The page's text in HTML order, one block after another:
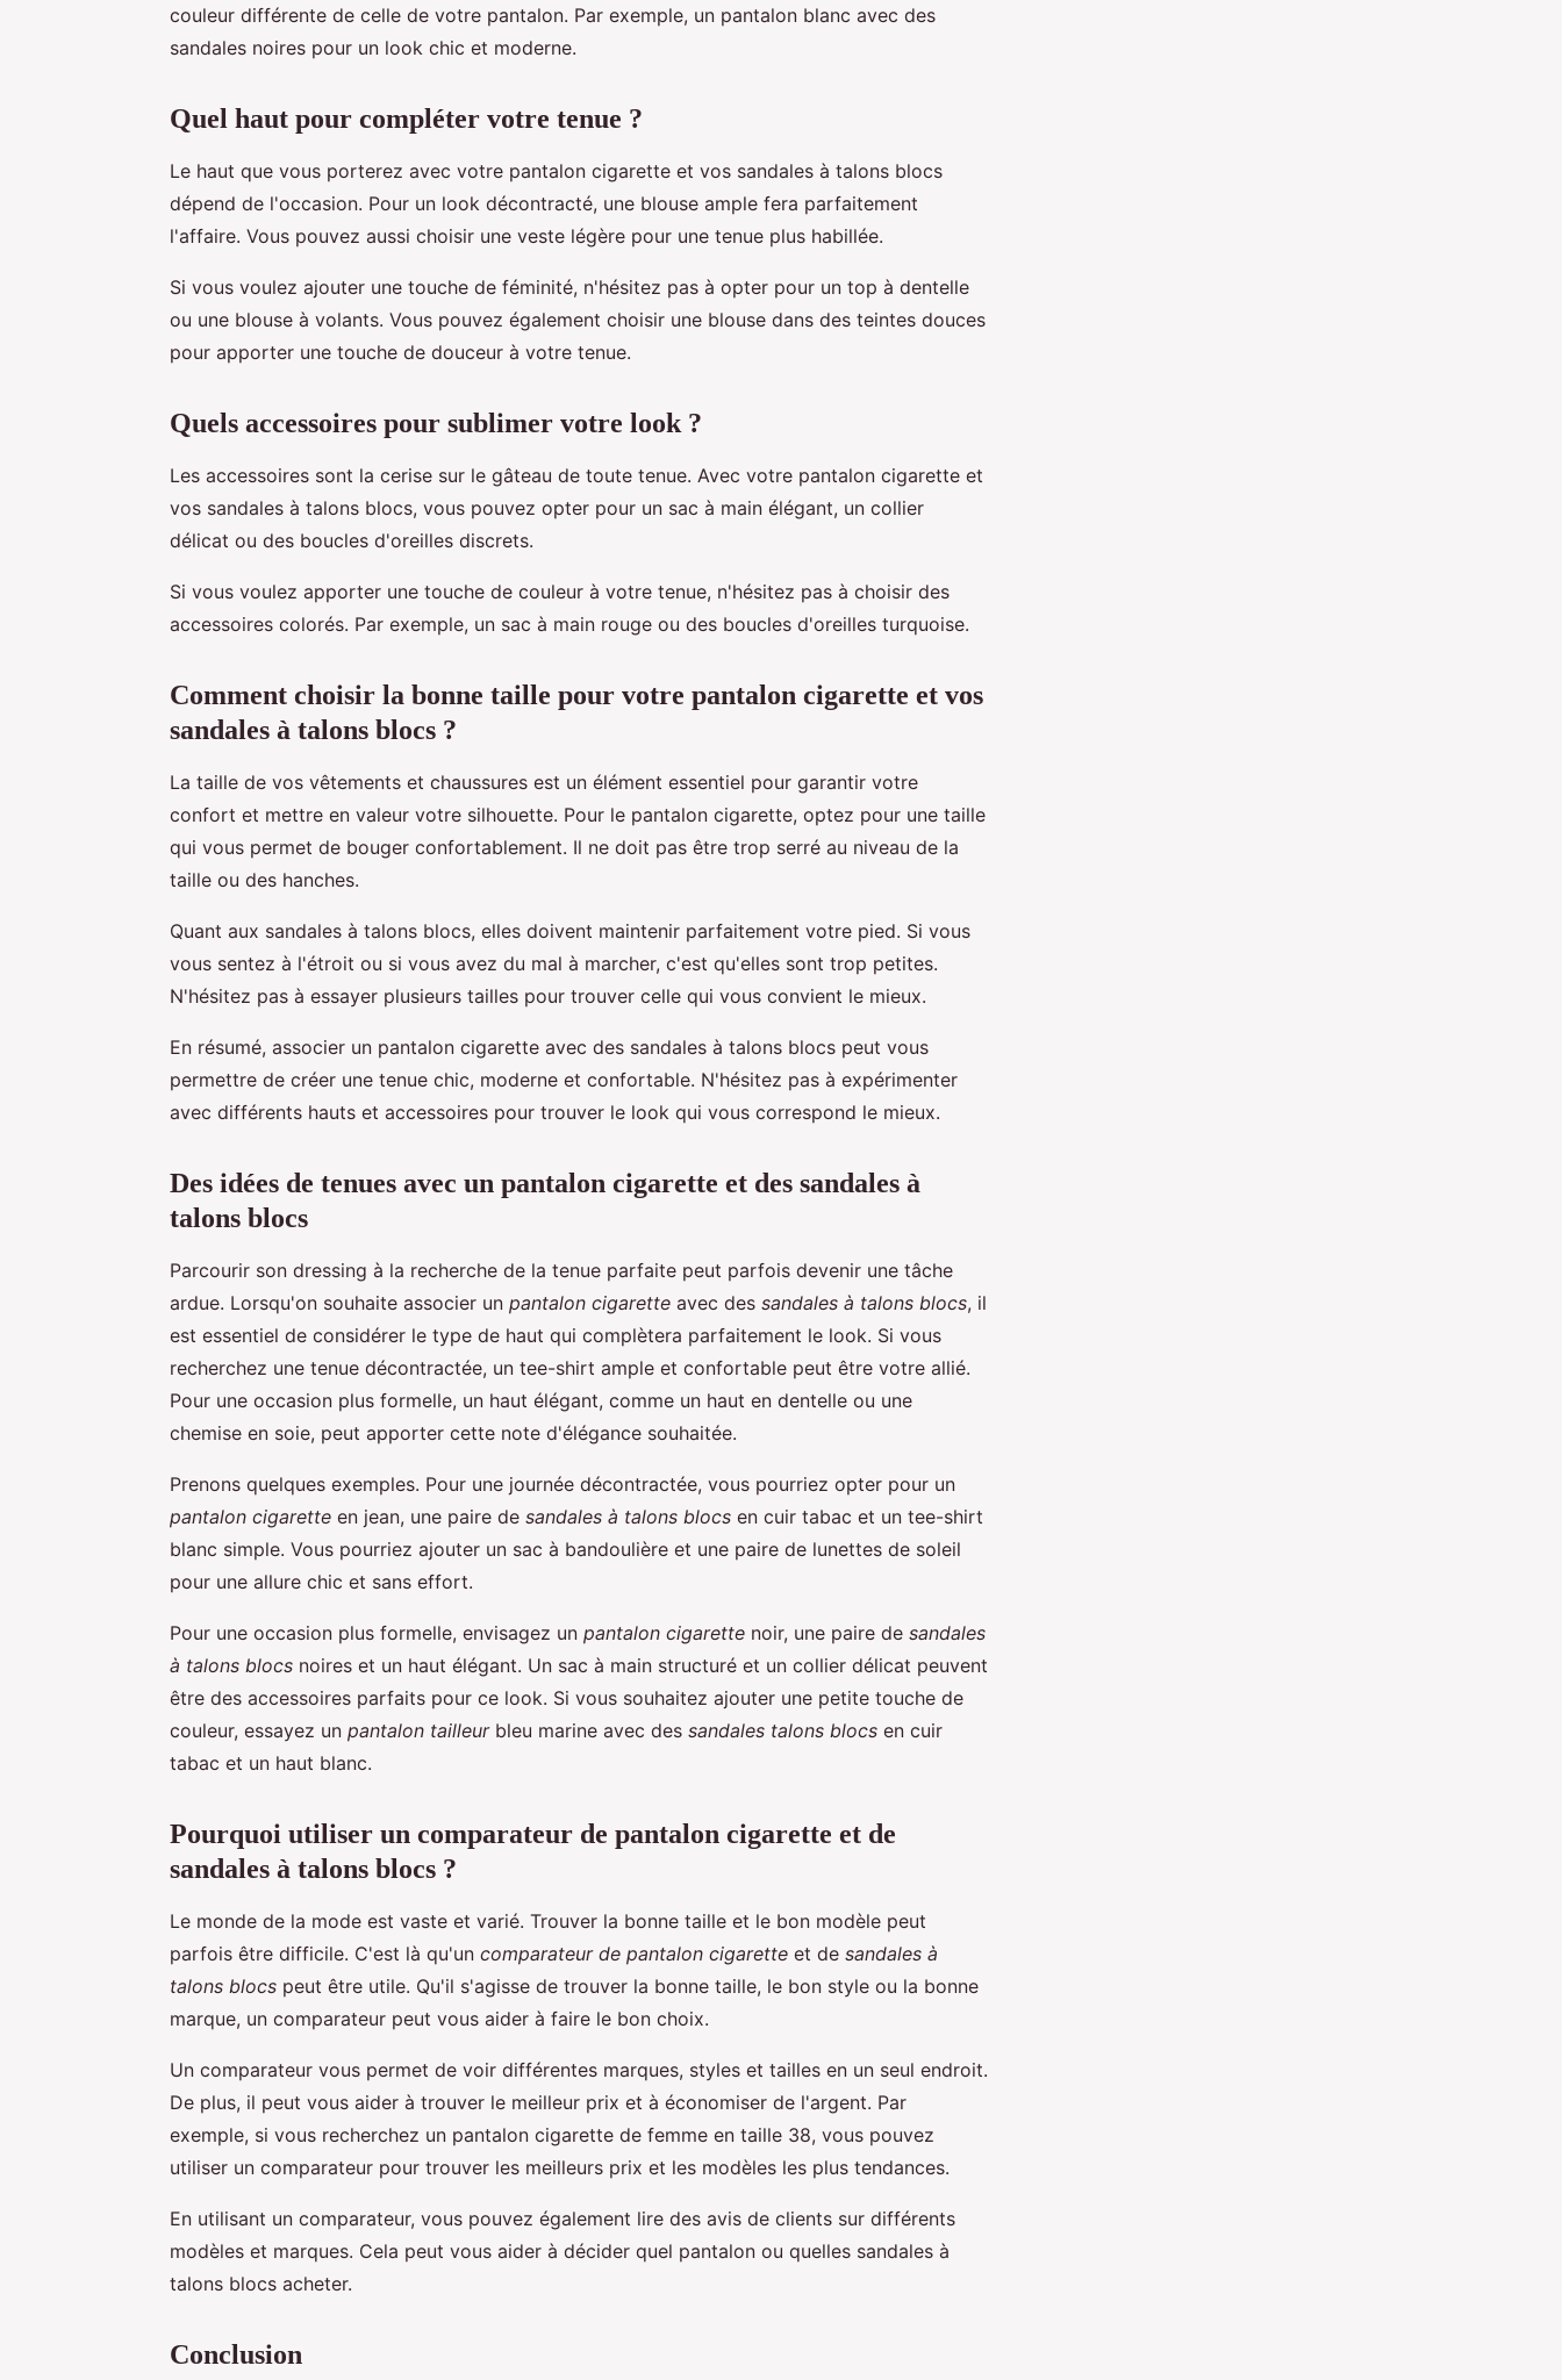
couleur différente de celle de votre pantalon. Par exemple, un pantalon blanc avec des
sandales noires pour un look chic et moderne.
Quel haut pour compléter votre tenue ?
Le haut que vous porterez avec votre pantalon cigarette et vos sandales à talons blocs
dépend de l'occasion. Pour un look décontracté, une blouse ample fera parfaitement
l'affaire. Vous pouvez aussi choisir une veste légère pour une tenue plus habillée.
Si vous voulez ajouter une touche de féminité, n'hésitez pas à opter pour un top à dentelle
ou une blouse à volants. Vous pouvez également choisir une blouse dans des teintes douces
pour apporter une touche de douceur à votre tenue.
Quels accessoires pour sublimer votre look ?
Les accessoires sont la cerise sur le gâteau de toute tenue. Avec votre pantalon cigarette et
vos sandales à talons blocs, vous pouvez opter pour un sac à main élégant, un collier
délicat ou des boucles d'oreilles discrets.
Si vous voulez apporter une touche de couleur à votre tenue, n'hésitez pas à choisir des
accessoires colorés. Par exemple, un sac à main rouge ou des boucles d'oreilles turquoise.
Comment choisir la bonne taille pour votre pantalon cigarette et vos
sandales à talons blocs ?
La taille de vos vêtements et chaussures est un élément essentiel pour garantir votre
confort et mettre en valeur votre silhouette. Pour le pantalon cigarette, optez pour une taille
qui vous permet de bouger confortablement. Il ne doit pas être trop serré au niveau de la
taille ou des hanches.
Quant aux sandales à talons blocs, elles doivent maintenir parfaitement votre pied. Si vous
vous sentez à l'étroit ou si vous avez du mal à marcher, c'est qu'elles sont trop petites.
N'hésitez pas à essayer plusieurs tailles pour trouver celle qui vous convient le mieux.
En résumé, associer un pantalon cigarette avec des sandales à talons blocs peut vous
permettre de créer une tenue chic, moderne et confortable. N'hésitez pas à expérimenter
avec différents hauts et accessoires pour trouver le look qui vous correspond le mieux.
Des idées de tenues avec un pantalon cigarette et des sandales à
talons blocs
Parcourir son dressing à la recherche de la tenue parfaite peut parfois devenir une tâche
ardue. Lorsqu'on souhaite associer un pantalon cigarette avec des sandales à talons blocs, il
est essentiel de considérer le type de haut qui complètera parfaitement le look. Si vous
recherchez une tenue décontractée, un tee-shirt ample et confortable peut être votre allié.
Pour une occasion plus formelle, un haut élégant, comme un haut en dentelle ou une
chemise en soie, peut apporter cette note d'élégance souhaitée.
Prenons quelques exemples. Pour une journée décontractée, vous pourriez opter pour un
pantalon cigarette en jean, une paire de sandales à talons blocs en cuir tabac et un tee-shirt
blanc simple. Vous pourriez ajouter un sac à bandoulière et une paire de lunettes de soleil
pour une allure chic et sans effort.
Pour une occasion plus formelle, envisagez un pantalon cigarette noir, une paire de sandales
à talons blocs noires et un haut élégant. Un sac à main structuré et un collier délicat peuvent
être des accessoires parfaits pour ce look. Si vous souhaitez ajouter une petite touche de
couleur, essayez un pantalon tailleurbleu marine avec des sandales talons blocs en cuir
tabac et un haut blanc.
Pourquoi utiliser un comparateur de pantalon cigarette et de
sandales à talons blocs ?
Le monde de la mode est vaste et varié. Trouver la bonne taille et le bon modèle peut
parfois être difficile. C'est là qu'un comparateur de pantalon cigarette et de sandales à
talons blocs peut être utile. Qu'il s'agisse de trouver la bonne taille, le bon style ou la bonne
marque, un comparateur peut vous aider à faire le bon choix.
Un comparateur vous permet de voir différentes marques, styles et tailles en un seul endroit.
De plus, il peut vous aider à trouver le meilleur prix et à économiser de l'argent. Par
exemple, si vous recherchez un pantalon cigarette de femme en taille 38, vous pouvez
utiliser un comparateur pour trouver les meilleurs prix et les modèles les plus tendances.
En utilisant un comparateur, vous pouvez également lire des avis de clients sur différents
modèles et marques. Cela peut vous aider à décider quel pantalon ou quelles sandales à
talons blocs acheter.
Conclusion